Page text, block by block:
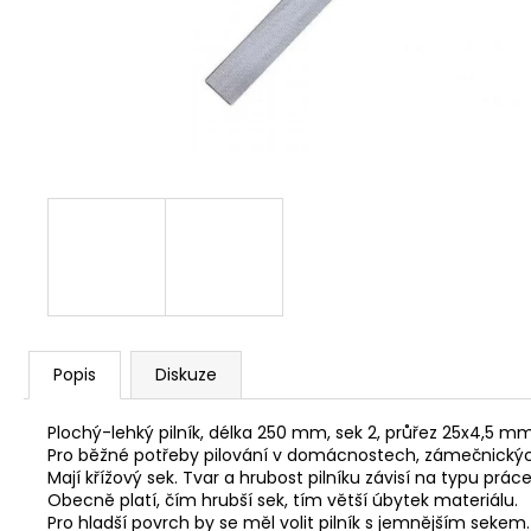
Popis Diskuze
Plochý-lehký pilník, délka 250 mm, sek 2, průřez 25x4,5
Pro běžné potřeby pilování v domácnostech,
Mají křížový sek. Tvar a hrubost pilníku závisí na typu
Obecně platí, čím hrubší sek, tím větší úbytek materiálu.
Pro hladší povrch by se měl volit pilník s jemnějším sekem.
NÝT DUTÝ DVOJDÍLNÝ 3,5X10 NIKL